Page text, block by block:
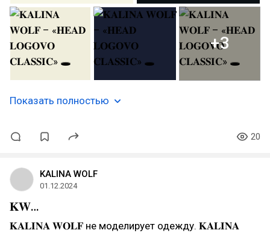
+3
Показать полностью
20
KALINA WOLF
01.12.2024
𝐊𝐖…
𝐊𝐀𝐋𝐈𝐍𝐀 𝐖𝐎𝐋𝐅 не моделирует одежду. 𝐊𝐀𝐋𝐈𝐍𝐀